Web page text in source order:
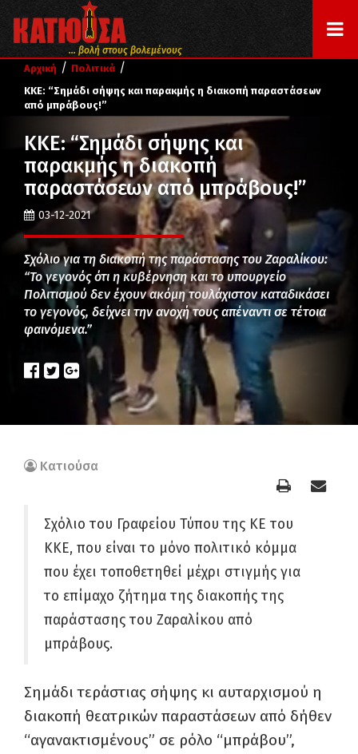
... βολή στους βολεμένους
Αρχική / Πολιτικά /
ΚΚΕ: “Σημάδι σήψης και παρακμής η διακοπή παραστάσεων
από μπράβους!”
ΚΚΕ: “Σημάδι σήψης και
παρακμής η διακοπή
παραστάσεων από μπράβους!”
03-12-2021
Σχόλιο για τη διακοπή της παράστασης του Ζαραλίκου:
“Το γεγονός ότι η κυβέρνηση και το υπουργείο
Πολιτισμού δεν έχουν ακόμη τουλάχιστον καταδικάσει
το γεγονός, δείχνει την ανοχή τους απέναντι σε τέτοια
φαινόμενα.”
Κατιούσα
Σχόλιο του Γραφείου Τύπου της ΚΕ του
ΚΚΕ, που είναι το μόνο πολιτικό κόμμα
που έχει τοποθετηθεί μέχρι στιγμής για
το επίμαχο ζήτημα της διακοπής της
παράστασης του Ζαραλίκου από
μπράβους.
Σημάδι τεράστιας σήψης κι αυταρχισμού η
διακοπή θεατρικών παραστάσεων από δήθεν
“αγανακτισμένους” σε ρόλο “μπράβου”,